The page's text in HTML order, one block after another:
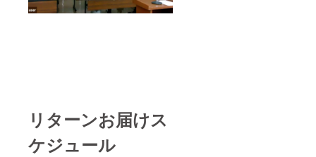
リターンお届けス
ケジュール